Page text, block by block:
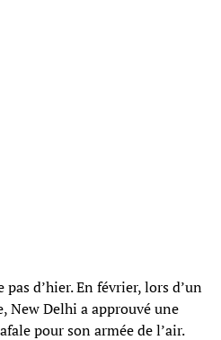
d’hier. En février, lors d’un
New Delhi a approuvé une
pour son armée de l’air.